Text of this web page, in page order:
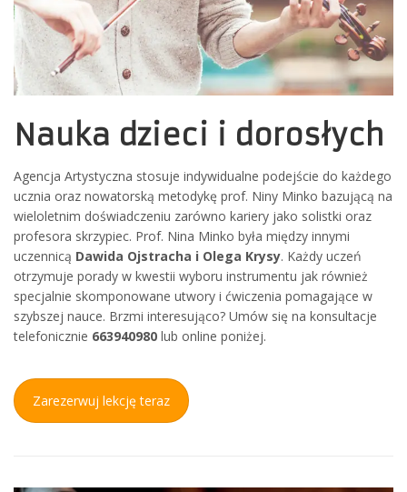
Nauka dzieci i dorosłych
Agencja Artystyczna stosuje indywidualne podejście do każdego
ucznia oraz nowatorską metodykę prof. Niny Minko bazującą na
wieloletnim doświadczeniu zarówno kariery jako solistki oraz
profesora skrzypiec. Prof. Nina Minko była między innymi
uczennicą Dawida Ojstracha i Olega Krysy. Każdy uczeń
otrzymuje porady w kwestii wyboru instrumentu jak również
specjalnie skomponowane utwory i ćwiczenia pomagające w
szybszej nauce. Brzmi interesująco? Umów się na konsultacje
telefonicznie 663940980 lub online poniżej.
Zarezerwuj lekcję teraz